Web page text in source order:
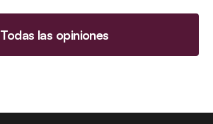
Todas las opiniones